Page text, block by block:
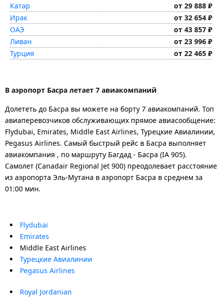
Катар
от 29 888 ₽
Ирак
от 32 654 ₽
ОАЭ
от 43 857 ₽
Ливан
от 23 996 ₽
Турция
от 22 465 ₽
В аэропорт Басра летает 7 авиакомпаний
Долететь до Басра вы можете на борту 7 авиакомпаний. Топ
авиаперевозчиков обслуживающих прямое авиасообщение:
Flydubai, Emirates, Middle East Airlines, Турецкие Авиалинии,
Pegasus Airlines. Самый быстрый рейс в Басра выполняет
авиакомпания , по маршруту Багдад - Басра (IA 905).
Самолет (Canadair Regional Jet 900) преодолевает расстояние
из аэропорта Эль-Мутана в аэропорт Басра в среднем за
01:00 мин.
Flydubai
Emirates
Middle East Airlines
Турецкие Авиалинии
Pegasus Airlines
Royal Jordanian